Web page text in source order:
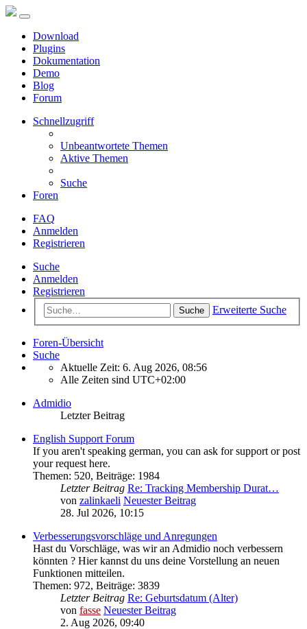
Download
Plugins
Dokumentation
Demo
Blog
Forum
Schnellzugriff
Unbeantwortete Themen
Aktive Themen
Suche
Foren
FAQ
Anmelden
Registrieren
Suche
Anmelden
Registrieren
Suche Erweiterte Suche
Foren-Übersicht
Suche
Aktuelle Zeit: 6. Aug 2026, 08:56
Alle Zeiten sind UTC+02:00
Admidio
Letzter Beitrag
English Support Forum
If you aren't speaking german, you can ask for support or post
your request here.
Themen: 520, Beiträge: 1984
Letzter Beitrag Re: Tracking Membership Durat…
von zalinkaeli Neuester Beitrag
28. Jul 2026, 10:15
Verbesserungsvorschläge und Anregungen
Hast du Vorschläge, was wir an Admidio noch verbessern
könnten ? Hier kannst du uns deine Vorstellung an neuen
Funktionen mitteilen.
Themen: 972, Beiträge: 3839
Letzter Beitrag Re: Geburtsdatum (Alter)
von fasse Neuester Beitrag
2. Aug 2026, 09:40